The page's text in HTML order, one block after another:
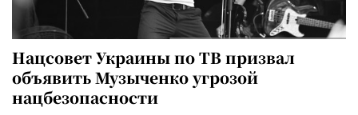
Нацсовет Украины по ТВ призвал
объявить Музыченко угрозой
нацбезопасности